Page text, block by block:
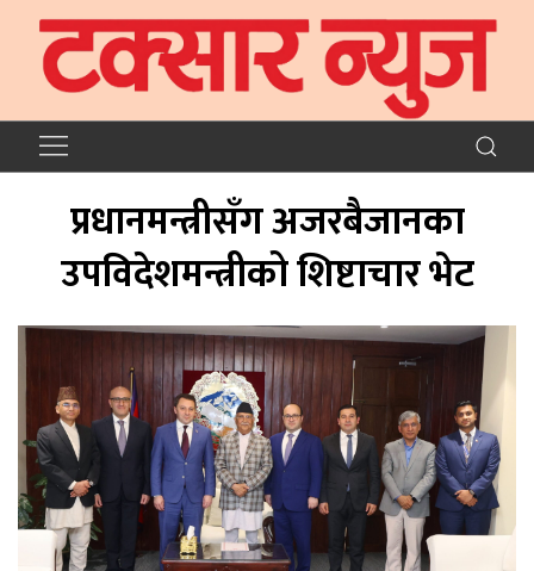
प्रधानमन्त्रीसँग अजरबैजानका
उपविदेशमन्त्रीको शिष्टाचार भेट